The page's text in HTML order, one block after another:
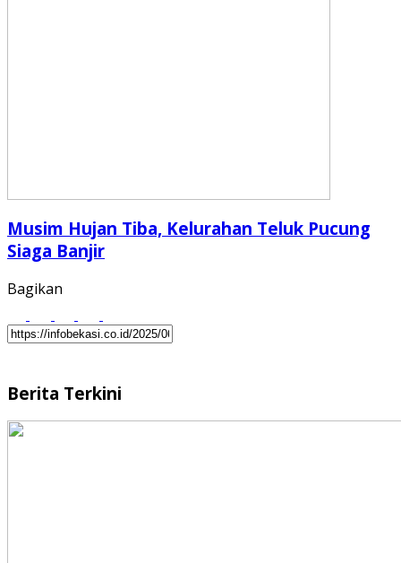
Musim Hujan Tiba, Kelurahan Teluk Pucung
Siaga Banjir
Bagikan
Berita Terkini